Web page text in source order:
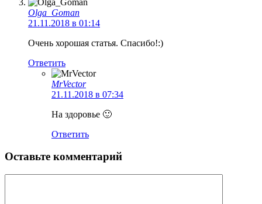
Olga_Goman
21.11.2018 в 01:14
Очень хорошая статья. Спасибо!:)
Ответить
MrVector
21.11.2018 в 07:34
На здоровье 🙂
Ответить
Оставьте комментарий